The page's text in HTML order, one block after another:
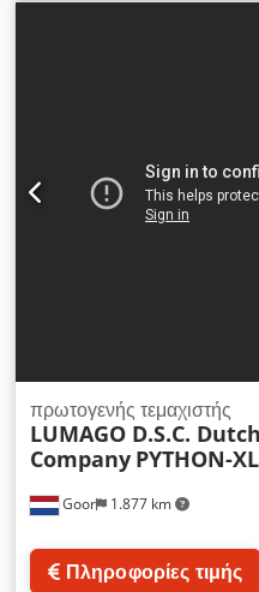
Goor 1.877 km
πρωτογενής τεμαχιστής
LUMAGO D.S.C.
Company PYTHON-XL
Πληροφορίες τιμής